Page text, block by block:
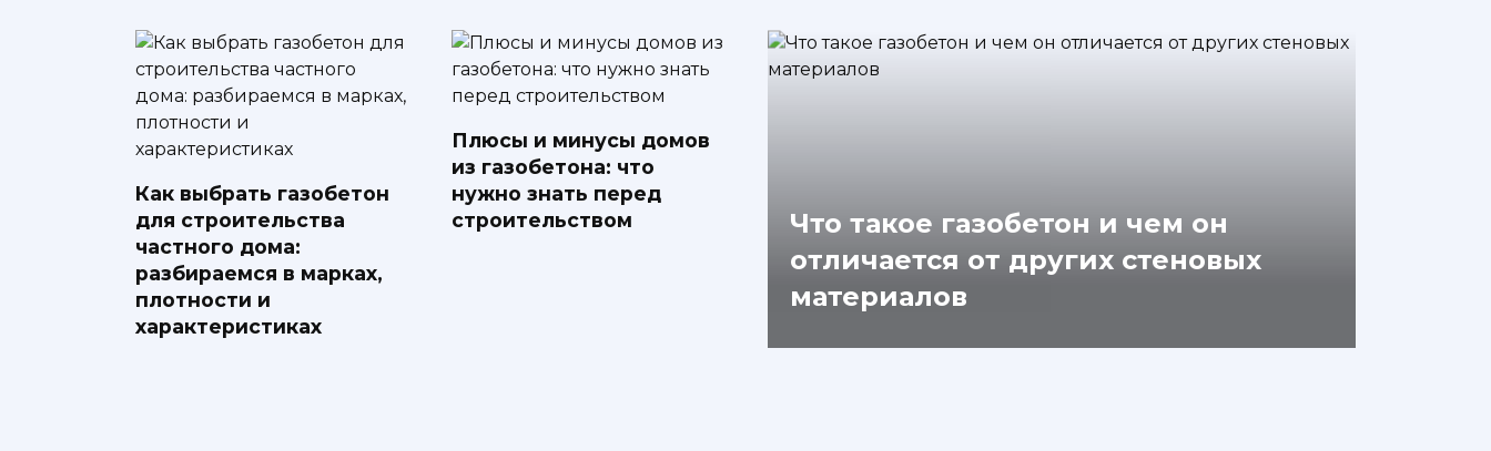
Как выбрать газобетон
для строительства
частного дома:
разбираемся в марках,
плотности и
характеристиках
Плюсы и минусы домов
из газобетона: что
нужно знать перед
строительством
Что такое газобетон и чем он
отличается от других стеновых
материалов